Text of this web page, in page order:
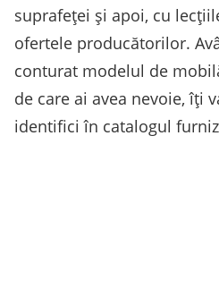
suprafeței și apoi, cu
ofertele producătorilor.
conturat modelul de
de care ai avea nevoie, îți
identifici în catalogul